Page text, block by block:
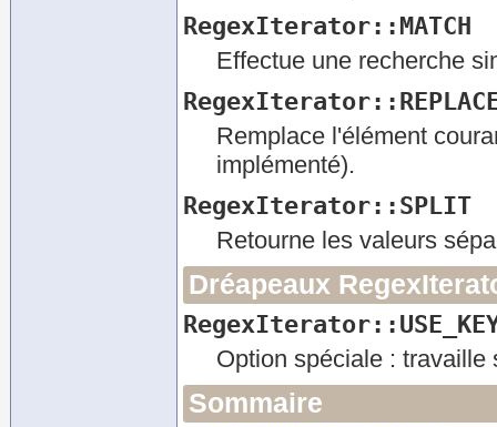
RegexIterator::MATCH
Effectue une recherche
Remplace l'élément
implémenté).
RegexIterator::SPLIT
Retourne les valeurs
Dréapeaux
Option spéciale : travaille
Sommaire